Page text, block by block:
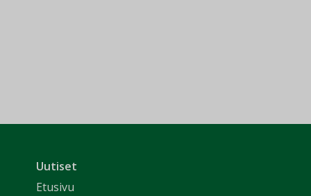
Uutiset
Etusivu